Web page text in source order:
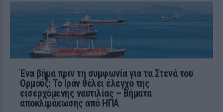
Ένα βήμα πριν τη συμφωνία για τα Στενά του
Ορμούζ: Το Ιράν θέλει έλεγχο της
εισερχόμενης ναυτιλίας – Βήματα
αποκλιμάκωσης από ΗΠΑ